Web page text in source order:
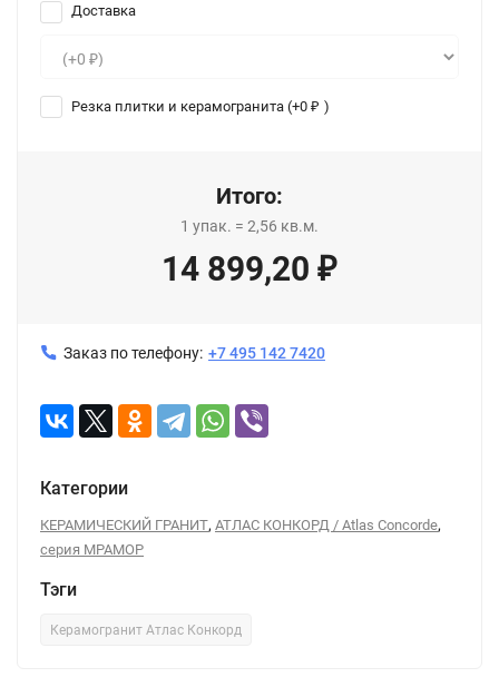
Доставка
Резка плитки и керамогранита (+0 ₽ )
Итого:
1 упак. = 2,56 кв.м.
14 899,20 ₽
Заказ по телефону: +7 495 142 7420
Категории
КЕРАМИЧЕСКИЙ ГРАНИТ, АТЛАС КОНКОРД / Atlas Concorde,
серия МРАМОР
Тэги
Керамогранит Атлас Конкорд